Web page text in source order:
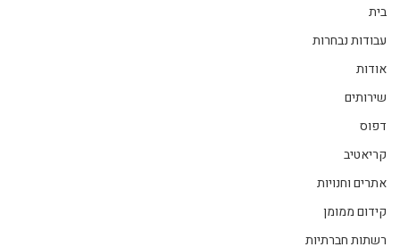
בית
עבודות נבחרות
אודות
שירותים
דפוס
קריאטיב
אתרים וחנויות
קידום ממומן
רשתות חברתיות